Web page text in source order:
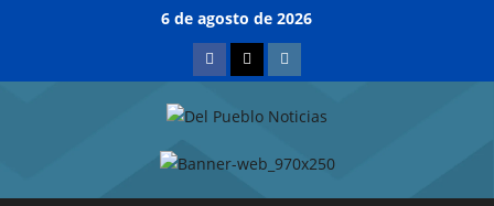
6 de agosto de 2026